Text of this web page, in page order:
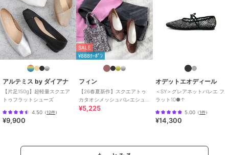
235サイズ (23.5cm)
・長さ:24.6cm
・ワイズ:21.8cm
・幅:8.1cm
・ヒールの高さ:0.9cm
・長さ:25.1cm
・ワイズ:22.2cm
・ヒールの高さ:0.9cm
・長さ:25.6cm
アルテミス by ダイアナ
【片足150g】超軽量スクエア
トゥフラットシューズ
4.50 （12件）
¥9,900
SALE
¥888ｸｰﾎﾟﾝ
フィン
【26春夏新作】スクエアトゥ
カタオシメッシュバレエシュ
ーズ【低反発スポンジ入り】
¥5,225
オデットエオディール
＜SY＞グレアネットバレエ フ
ラット10●↑
5.00（1件）
¥14,300